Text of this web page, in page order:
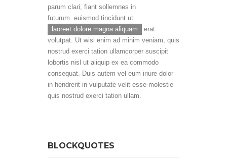
parum clari, fiant sollemnes in
futurum. euismod tincidunt ut
laoreet dolore magna aliquam
erat
volutpat. Ut wisi enim ad minim veniam, quis
nostrud exerci tation ullamcorper suscipit
lobortis nisl ut aliquip ex ea commodo
consequat. Duis autem vel eum iriure dolor
in hendrerit in vulputate velit esse molestie
quis nostrud exerci tation ullam.
BLOCKQUOTES